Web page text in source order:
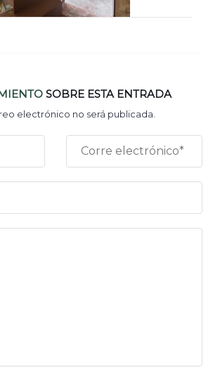
SOBRE ESTA ENTRADA
electrónico no será publicada.